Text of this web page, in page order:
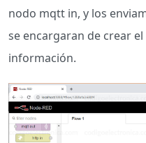
nodo mqtt in, y los
se encargaran de crear
información.